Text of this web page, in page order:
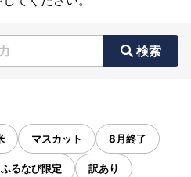
検索
マスカット 8月終了
ふるなび限定 訳あり